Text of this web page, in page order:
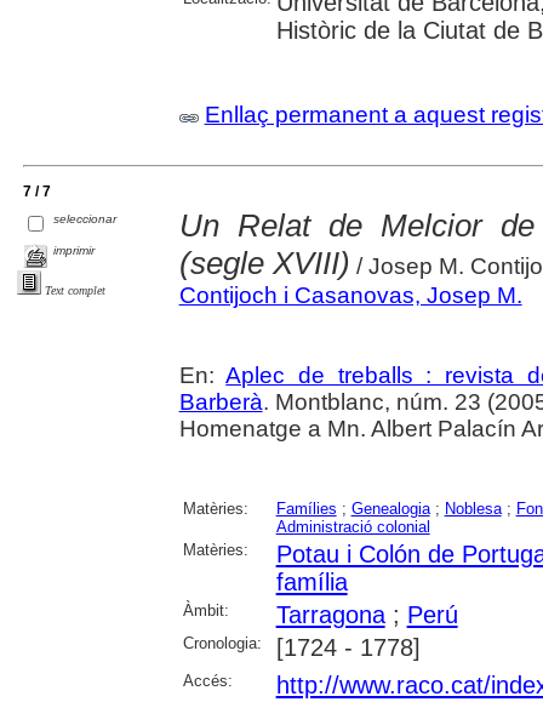
Històric de la Ciutat de
Enllaç permanent a aquest
7 / 7
seleccionar
imprimir
Text complet
Un Relat de Melcior
(segle XVIII) / Josep M.
Contijoch i Casanovas, Josep M.
En:Aplec de treballs : revista
Barberà. Montblanc, núm. 23
Homenatge a Mn. Albert Palacín
Matèries: Famílies ; Genealogia; Noblesa;
Administració colonial
Matèries:
Potau i Colón de
família
Àmbit: Tarragona; Perú
Cronologia: [1724 - 1778]
Accés: http://www.raco.cat/